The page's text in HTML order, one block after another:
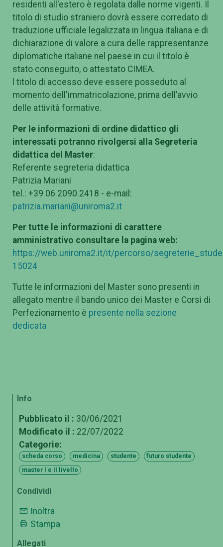
residenti all'estero è regolata dalle norme vigenti. Il
titolo di studio straniero dovrà essere corredato di
traduzione ufficiale legalizzata in lingua italiana e di
dichiarazione di valore a cura delle rappresentanze
diplomatiche italiane nel paese in cui il titolo è
stato conseguito, o attestato CIMEA.
l titolo di accesso deve essere posseduto al
momento dell'immatricolazione, prima dell’avvio
delle attività formative.
Per le informazioni di ordine didattico gli
interessati potranno rivolgersi alla Segreteria
didattica del Master:
Referente segreteria didattica
Patrizia Mariani
tel.: +39 06 2090.2418 - e-mail:
patrizia.mariani@uniroma2.it
Per tutte le informazioni di carattere
amministrativo consultare la pagina web:
https://web.uniroma2.it/it/percorso/
15024
Tutte le informazioni del Master sono presenti in
allegato mentre il bando unico dei Master e Corsi di
Perfezionamento è presente nella sezione
dedicata
Info
Pubblicato il : 30/06/2021
Modificato il : 22/07/2022
Categorie:
scheda corso medicina studente
futuro studente
master I e II livello
Condividi
Inoltra
Stampa
Allegati